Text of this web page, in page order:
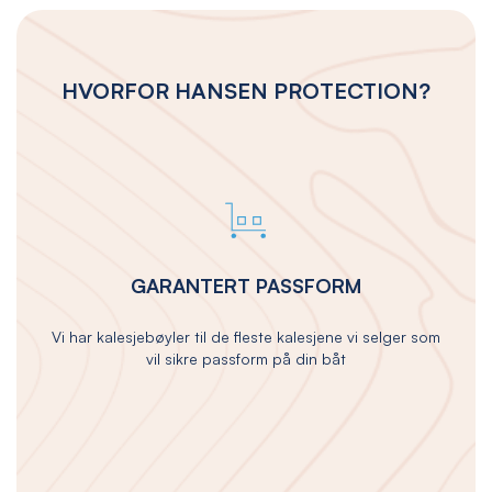
HVORFOR HANSEN PROTECTION?
GARANTERT PASSFORM
Vi har kalesjebøyler til de fleste kalesjene vi selger som
vil sikre passform på din båt